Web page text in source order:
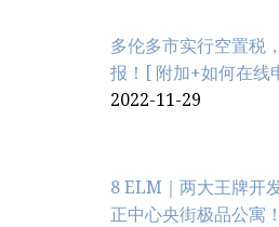
多伦多市实行空置税
报！[ 附加+如何在线
2022-11-29
8 ELM｜两大王牌开
正中心央街极品公寓！